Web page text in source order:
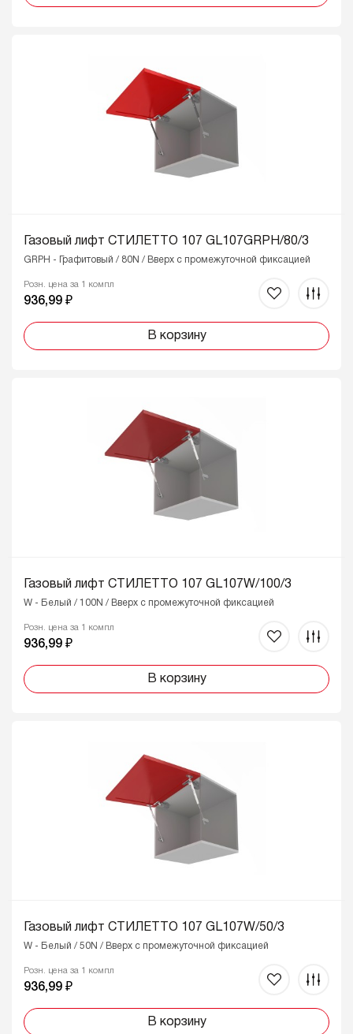
Газовый лифт СТИЛЕТТО 107 GL107GRPH/80/3
GRPH - Графитовый / 80N / Вверх с промежуточной фиксацией
Розн. цена за 1 компл
936,99 ₽
В корзину
Газовый лифт СТИЛЕТТО 107 GL107W/100/3
W - Белый / 100N / Вверх с промежуточной фиксацией
Розн. цена за 1 компл
936,99 ₽
В корзину
Газовый лифт СТИЛЕТТО 107 GL107W/50/3
W - Белый / 50N / Вверх с промежуточной фиксацией
Розн. цена за 1 компл
936,99 ₽
В корзину